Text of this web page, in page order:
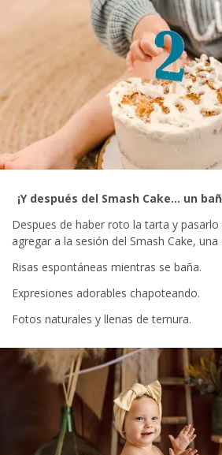
¡Y después del Smash Cake… un
Despues de haber roto la tarta y pasarlo
agregar a la sesión del Smash Cake,
Risas espontáneas mientras se baña.
Expresiones adorables chapoteando.
Fotos naturales y llenas de ternura.